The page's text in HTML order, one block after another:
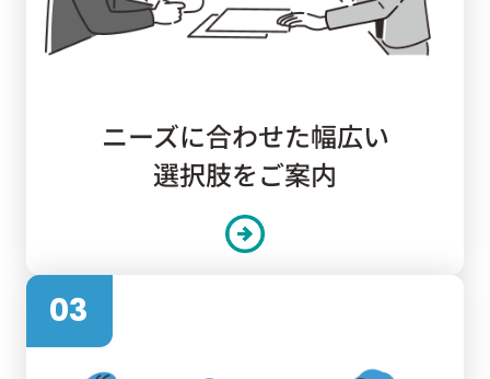
ニーズに合わせた幅広い
選択肢をご案内
03